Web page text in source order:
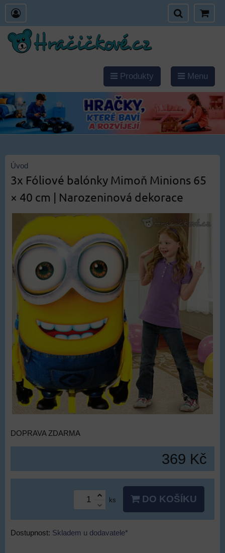
Produkty Menu
Úvod
3x Fóliové balónky Mimoň Minions 65
× 40 cm | Narozeninová dekorace
DOPRAVA ZDARMA
369 Kč
ks DO KOŠÍKU
Dostupnost: Skladem u dodavatele*